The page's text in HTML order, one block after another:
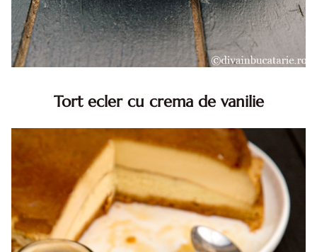
Tort ecler cu crema de vanilie
Reteta tort ecler. Tort ecler cu crema vanilie. Reteta
Karpatka